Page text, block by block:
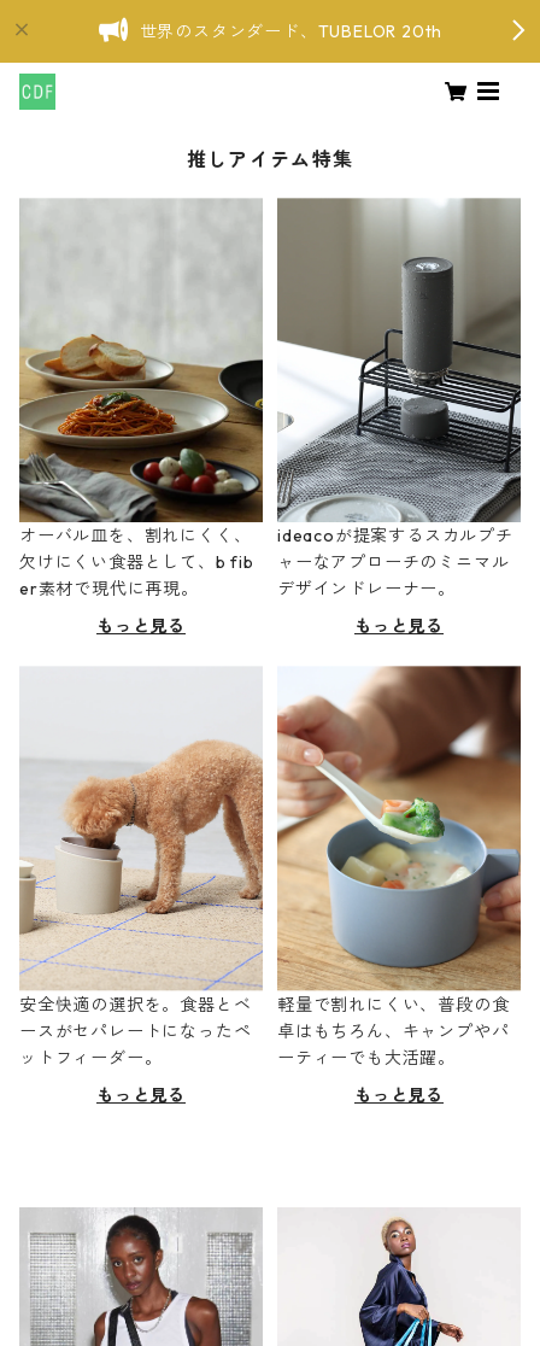
世界のスタンダード、TUBELOR 20th
推しアイテム特集
オーバル皿を、割れにくく、
欠けにくい食器として、b fib
er素材で現代に再現。
もっと見る
ideacoが提案するスカルプチ
ャーなアプローチのミニマル
デザインドレーナー。
もっと見る
安全快適の選択を。食器とベ
ースがセパレートになったペ
ットフィーダー。
もっと見る
軽量で割れにくい、普段の食
卓はもちろん、キャンプやパ
ーティーでも大活躍。
もっと見る